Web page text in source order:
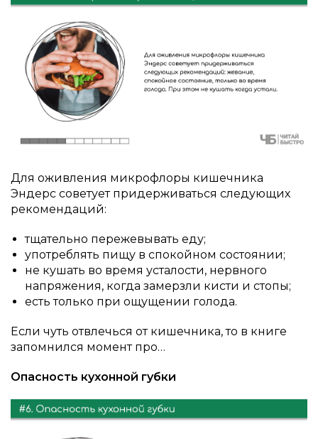
Для оживления микрофлоры кишечника
Эндерс советует придерживаться следующих
рекомендаций:
тщательно пережевывать еду;
употреблять пищу в спокойном состоянии;
не кушать во время усталости, нервного
напряжения, когда замерзли кисти и стопы;
есть только при ощущении голода.
Если чуть отвлечься от кишечника, то в книге
запомнился момент про…
Опасность кухонной губки